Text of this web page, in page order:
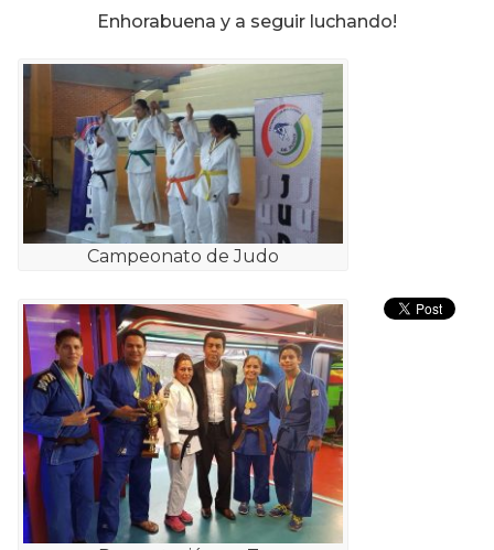
Enhorabuena y a seguir luchando!
Campeonato de Judo